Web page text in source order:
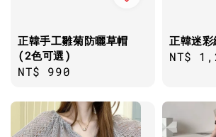
正韓手工雛菊防曬草帽
(2色可選)
Regular
NT$ 990
正韓迷
NT$